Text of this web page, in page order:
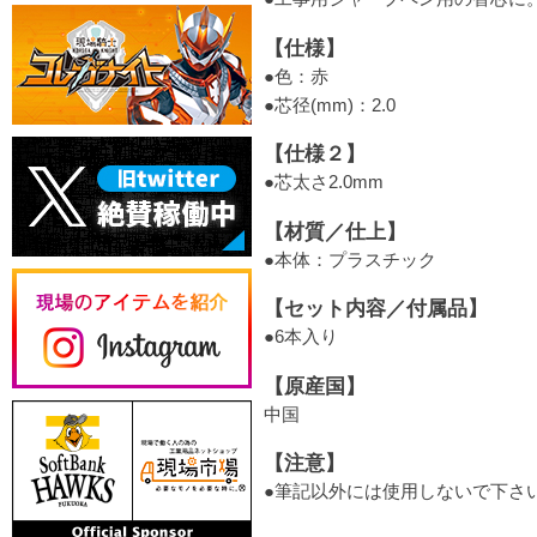
【仕様】
●色：赤
●芯径(mm)：2.0
【仕様２】
●芯太さ2.0mm
【材質／仕上】
●本体：プラスチック
【セット内容／付属品】
●6本入り
【原産国】
中国
【注意】
●筆記以外には使用しないで下さ